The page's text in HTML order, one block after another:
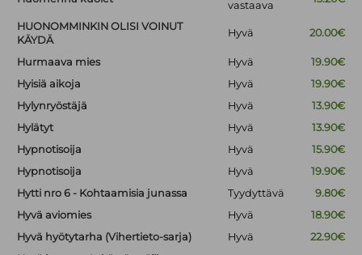
vastaava
HUONOMMINKIN OLISI VOINUT
KÄYDÄ
Hyvä 20.00€
Hurmaava mies Hyvä
19.90€
Hyisiä aikoja
Hyvä
19.90€
Hylynryöstäjä
Hyvä
13.90€
Hylätyt
Hyvä
13.90€
Hypnotisoija
Hyvä
15.90€
Hypnotisoija
Hyvä
19.90€
Hytti nro 6 - Kohtaamisia junassa
Tyydyttävä
9.80€
Hyvä aviomies
Hyvä
18.90€
Hyvä hyötytarha (Vihertieto-sarja)
Hyvä
22.90€